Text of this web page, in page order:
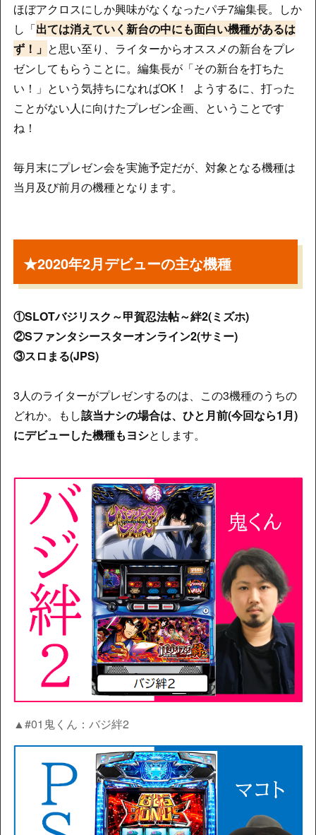
ほぼアクロスにしか興味がなくなったパチ7編集長。しか
し「出ては消えていく新台の中にも面白い機種があるは
ず！」 と思い至り、ライターからオススメの新台をプレ
ゼンしてもらうことに。編集長が「その新台を打ちた
い！」という気持ちになればOK！ ようするに、打った
ことがない人に向けたプレゼン企画、ということです
ね！
毎月末にプレゼン会を実施予定だが、対象となる機種は
当月及び前月の機種となります。
★2020年2月デビューの主な機種
①SLOTバジリスク～甲賀忍法帖～絆2(ミズホ)
②Sファンタシースターオンライン2(サミー)
③スロまる(JPS)
3人のライターがプレゼンするのは、この3機種のうちの
どれか。もし該当ナシの場合は、ひと月前(今回なら1月)
にデビューした機種もヨシとします。
▲#01鬼くん：バジ絆2